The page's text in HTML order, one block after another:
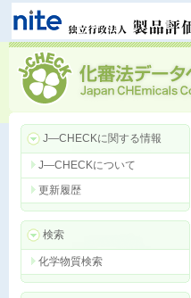
J―CHECKに関する情報
J―CHECKについて
更新履歴
検索
化学物質検索